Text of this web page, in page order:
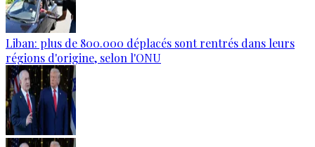
Liban: plus de 800.000 déplacés sont rentrés dans leurs
régions d'origine, selon l'ONU